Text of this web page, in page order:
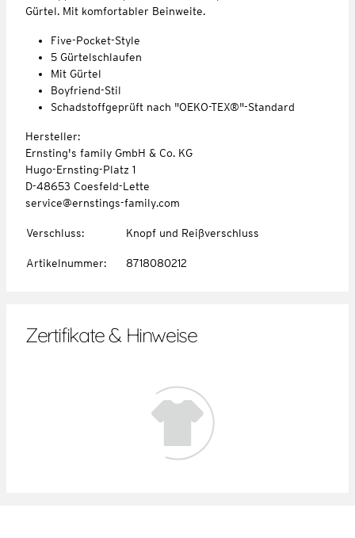
Gürtel. Mit komfortabler Beinweite.
Five-Pocket-Style
5 Gürtelschlaufen
Mit Gürtel
Boyfriend-Stil
Schadstoffgeprüft nach "OEKO-TEX®"-Standard
Hersteller:
Ernsting's family GmbH & Co. KG
Hugo-Ernsting-Platz 1
D-48653 Coesfeld-Lette
service@ernstings-family.com
Verschluss: Knopf und Reißverschluss
Artikelnummer: 8718080212
Zertifikate & Hinweise